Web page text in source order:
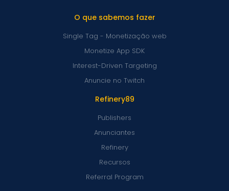
Refinery89
Publishers
Anunciantes
Refinery
Recursos
Referral Program
O que sabemos fazer
Single Tag - Monetização web
Monetize App SDK
Interest-Driven Targeting
Anuncie no Twitch